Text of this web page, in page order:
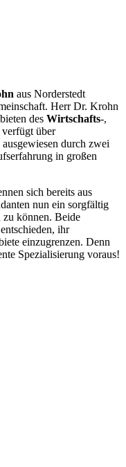
aus Norderstedt
Herr Dr. Krohn
des Wirtschafts-,
über
durch zwei
in großen
sich bereits aus
nun ein sorgfältig
zu können. Beide
ihr
einzugrenzen. Denn
Spezialisierung voraus!